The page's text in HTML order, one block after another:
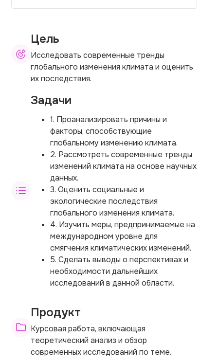
Цель
Исследовать современные тренды
глобального изменения климата и оценить
их последствия.
Задачи
1. Проанализировать причины и
факторы, способствующие
глобальному изменению климата.
2. Рассмотреть современные тренды
изменений климата на основе научных
данных.
3. Оценить социальные и
экологические последствия
глобального изменения климата.
4. Изучить меры, предпринимаемые на
международном уровне для
смягчения климатических изменений.
5. Сделать выводы о перспективах и
необходимости дальнейших
исследований в данной области.
Продукт
Курсовая работа, включающая
теоретический анализ и обзор
современных исследований по теме.